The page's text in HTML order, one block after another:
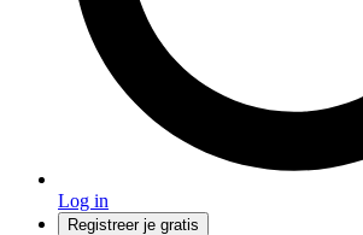
Log in
Registreer je gratis